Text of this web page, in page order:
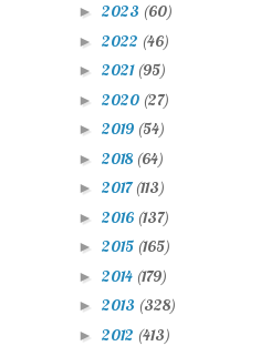
► 2023 (60)
► 2022 (46)
► 2021 (95)
► 2020 (27)
► 2019 (54)
► 2018 (64)
► 2017(113)
► 2016 (137)
► 2015 (165)
► 2014 (179)
► 2013 (328)
► 2012 (413)